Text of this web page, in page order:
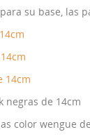
su base, las
14cm
negras de 14cm
color wengue